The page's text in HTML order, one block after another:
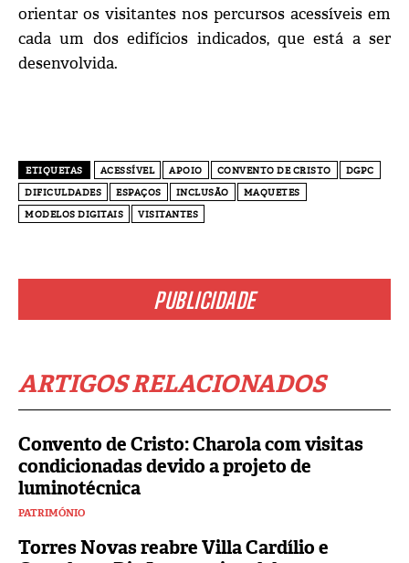
PUBLICIDADE
ARTIGOS RELACIONADOS
Convento de Cristo: Charola com visitas
condicionadas devido a projeto de
luminotécnica
PATRIMÓNIO
Torres Novas reabre Villa Cardílio e
orientar os visitantes nos percursos acessíveis em
cada um dos edifícios indicados, que está a ser
desenvolvida.
ETIQUETAS ACESSÍVEL APOIO CONVENTO DE CRISTO
DGPC
DIFICULDADES
ESPAÇOS INCLUSÃO
MAQUETES
MODELOS DIGITAIS
VISITANTES